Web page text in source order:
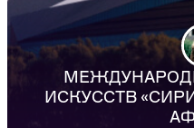
ЛЕТНИЙ
«СИРИУС»
ИСКУССТВ